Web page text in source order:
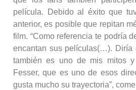
película. Debido al éxito que
anterior, es posible que repitan
film. “Como referencia te podría
encantan sus películas(…). Diría
también es uno de mis mitos
Fesser, que es uno de esos
gusta mucho su trayectoria”,